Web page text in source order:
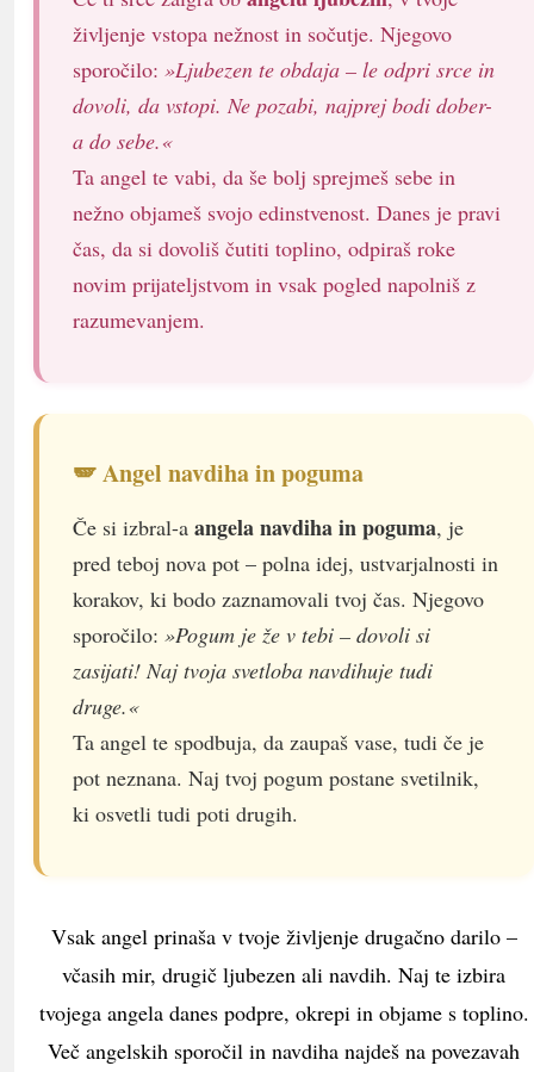
življenje vstopa nežnost in sočutje. Njegovo
sporočilo: »Ljubezen te obdaja – le odpri srce in
dovoli, da vstopi. Ne pozabi, najprej bodi dober-
a do sebe.«
Ta angel te vabi, da še bolj sprejmeš sebe in
nežno objameš svojo edinstvenost. Danes je pravi
čas, da si dovoliš čutiti toplino, odpiraš roke
novim prijateljstvom in vsak pogled napolniš z
razumevanjem.
🪽 Angel navdiha in poguma
Če si izbral-a angela navdiha in poguma, je
pred teboj nova pot – polna idej, ustvarjalnosti in
korakov, ki bodo zaznamovali tvoj čas. Njegovo
sporočilo: »Pogum je že v tebi – dovoli si
zasijati! Naj tvoja svetloba navdihuje tudi
druge.«
Ta angel te spodbuja, da zaupaš vase, tudi če je
pot neznana. Naj tvoj pogum postane svetilnik,
ki osvetli tudi poti drugih.
Vsak angel prinaša v tvoje življenje drugačno darilo –
včasih mir, drugič ljubezen ali navdih. Naj te izbira
tvojega angela danes podpre, okrepi in objame s toplino.
Več angelskih sporočil in navdiha najdeš na povezavah